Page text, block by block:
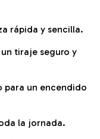
rápida y sencilla.
tiraje seguro y
para un encendido
la jornada.